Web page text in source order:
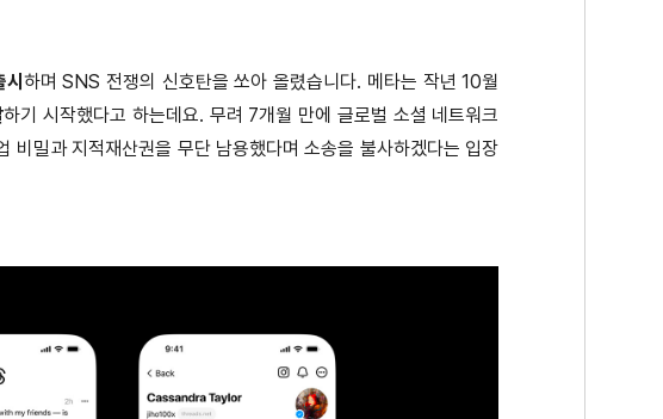
하며 SNS 전쟁의 신호탄을 쏘아 올렸습니다. 메타는 작년 10월
하기 시작했다고 하는데요. 무려 7개월 만에 글로벌 소셜 네트워크
밀과 지적재산권을 무단 남용했다며 소송을 불사하겠다는 입장